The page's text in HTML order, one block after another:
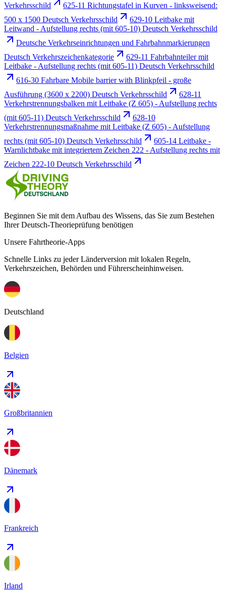
Verkehrsschild
625-11 Richtungstafel in Kurven - linksweisend:
500 x 1500 Deutsch Verkehrsschild
629-10 Leitbake mit
Leitwand - Aufstellung rechts (mit 605-10) Deutsch Verkehrsschild
Deutsche Verkehrseinrichtungen und Fahrbahnmarkierungen
Deutsch Verkehrszeichenkategorie
629-11 Fahrbahnteiler mit
Leitbake - Aufstellung rechts (mit 605-11) Deutsch Verkehrsschild
616-30 Fahrbare Mobile barrier with Blinkpfeil - große
Ausführung (3600 x 2200) Deutsch Verkehrsschild
628-11
Verkehrstrennungsbalken mit Leitbake (Z 605) - Aufstellung rechts
(mit 605-11) Deutsch Verkehrsschild
628-10
Verkehrstrennungsmaßnahme mit Leitbake (Z 605) - Aufstellung
rechts (mit 605-10) Deutsch Verkehrsschild
605-14 Leitbake -
Warnlichtbake mit integriertem Zeichen 222 - Aufstellung rechts mit
Zeichen 222-10 Deutsch Verkehrsschild
Beginnen Sie mit dem Aufbau des Wissens, das Sie zum Bestehen
Ihrer Deutsch-Theorieprüfung benötigen
Unsere Fahrtheorie-Apps
Schnelle Links zu jeder Länderversion mit lokalen Regeln,
Verkehrszeichen, Behörden und Führerscheinhinweisen.
Deutschland
Belgien
Großbritannien
Dänemark
Frankreich
Irland